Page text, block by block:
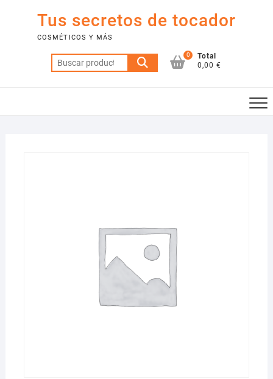
contenido
Tus secretos de tocador
COSMÉTICOS Y MÁS
Buscar
por:
0
Total
0,00 €